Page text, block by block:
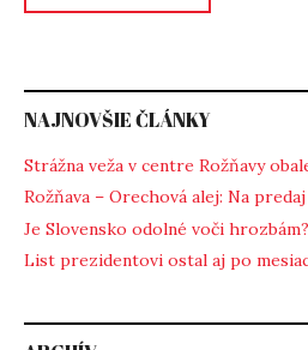
NAJNOVŠIE ČLÁNKY
Strážna veža v centre Rožňavy
Rožňava – Orechová alej: Na
Je Slovensko odolné voči hrozbám?
List prezidentovi ostal aj po